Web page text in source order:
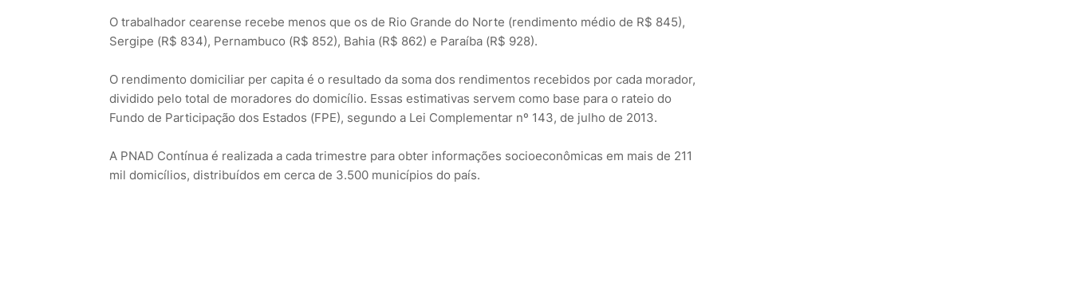
O trabalhador cearense recebe menos que os de Rio Grande do Norte (rendimento médio de R$ 845),
Sergipe (R$ 834), Pernambuco (R$ 852), Bahia (R$ 862) e Paraíba (R$ 928).
O rendimento domiciliar per capita é o resultado da soma dos rendimentos recebidos por cada morador,
dividido pelo total de moradores do domicílio. Essas estimativas servem como base para o rateio do
Fundo de Participação dos Estados (FPE), segundo a Lei Complementar nº 143, de julho de 2013.
A PNAD Contínua é realizada a cada trimestre para obter informações socioeconômicas em mais de 211
mil domicílios, distribuídos em cerca de 3.500 municípios do país.